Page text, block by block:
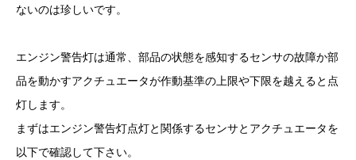
ないのは珍しいです。
エンジン警告灯は通常、部品の状態を感知するセンサの故障か部
品を動かすアクチュエータが作動基準の上限や下限を越えると点
灯します。
まずはエンジン警告灯点灯と関係するセンサとアクチュエータを
以下で確認して下さい。